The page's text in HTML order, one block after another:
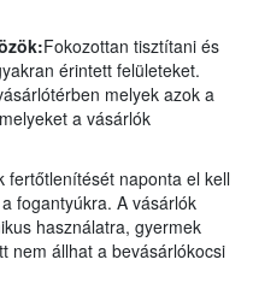
Fokozottan tisztítani és
érintett felületeket.
melyek azok a
a vásárlók
fertőtlenítését naponta el kell
fogantyúkra. A vásárlók
használatra, gyermek
nem állhat a bevásárlókocsi